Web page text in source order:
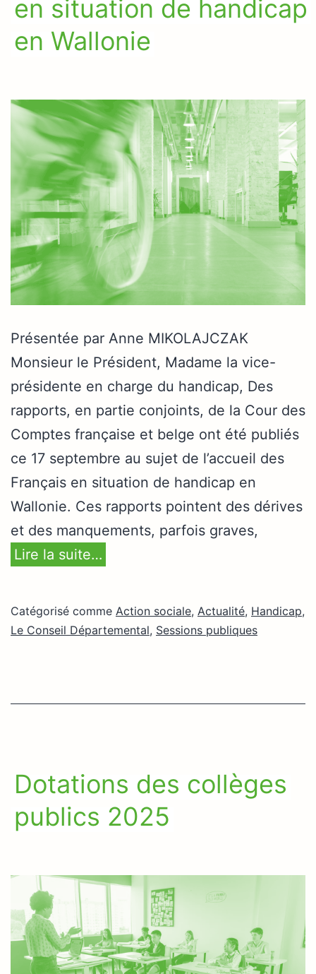
en situation de handicap
en Wallonie
Présentée par Anne MIKOLAJCZAK
Monsieur le Président, Madame la vice-
présidente en charge du handicap, Des
rapports, en partie conjoints, de la Cour des
Comptes française et belge ont été publiés
ce 17 septembre au sujet de l’accueil des
Français en situation de handicap en
Wallonie. Ces rapports pointent des dérives
et des manquements, parfois graves,
Lire la suite…
Catégorisé comme Action sociale, Actualité, Handicap,
Le Conseil Départemental, Sessions publiques
Dotations des collèges
publics 2025